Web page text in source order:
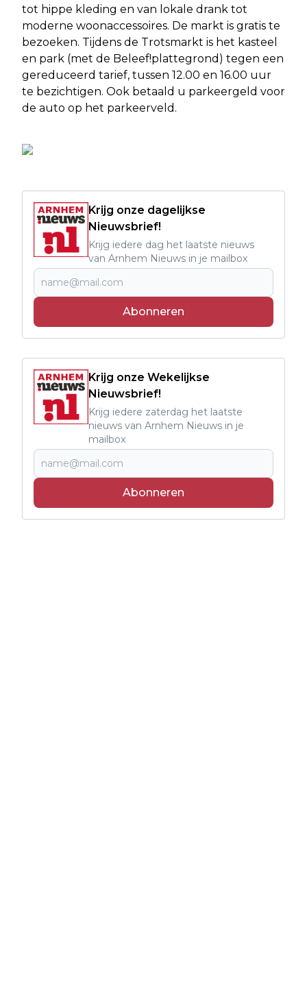
tot hippe kleding en van lokale drank tot
moderne woonaccessoires. De markt is gratis te
bezoeken. Tijdens de Trotsmarkt is het kasteel
en park (met de Beleef!plattegrond) tegen een
gereduceerd tarief, tussen 12.00 en 16.00 uur
te bezichtigen. Ook betaald u parkeergeld voor
de auto op het parkeerveld.
Krijg onze dagelijkse
Nieuwsbrief!
Krijg iedere dag het laatste nieuws
van Arnhem Nieuws in je mailbox
Abonneren
Krijg onze Wekelijkse
Nieuwsbrief!
Krijg iedere zaterdag het laatste
nieuws van Arnhem Nieuws in je
mailbox
Abonneren